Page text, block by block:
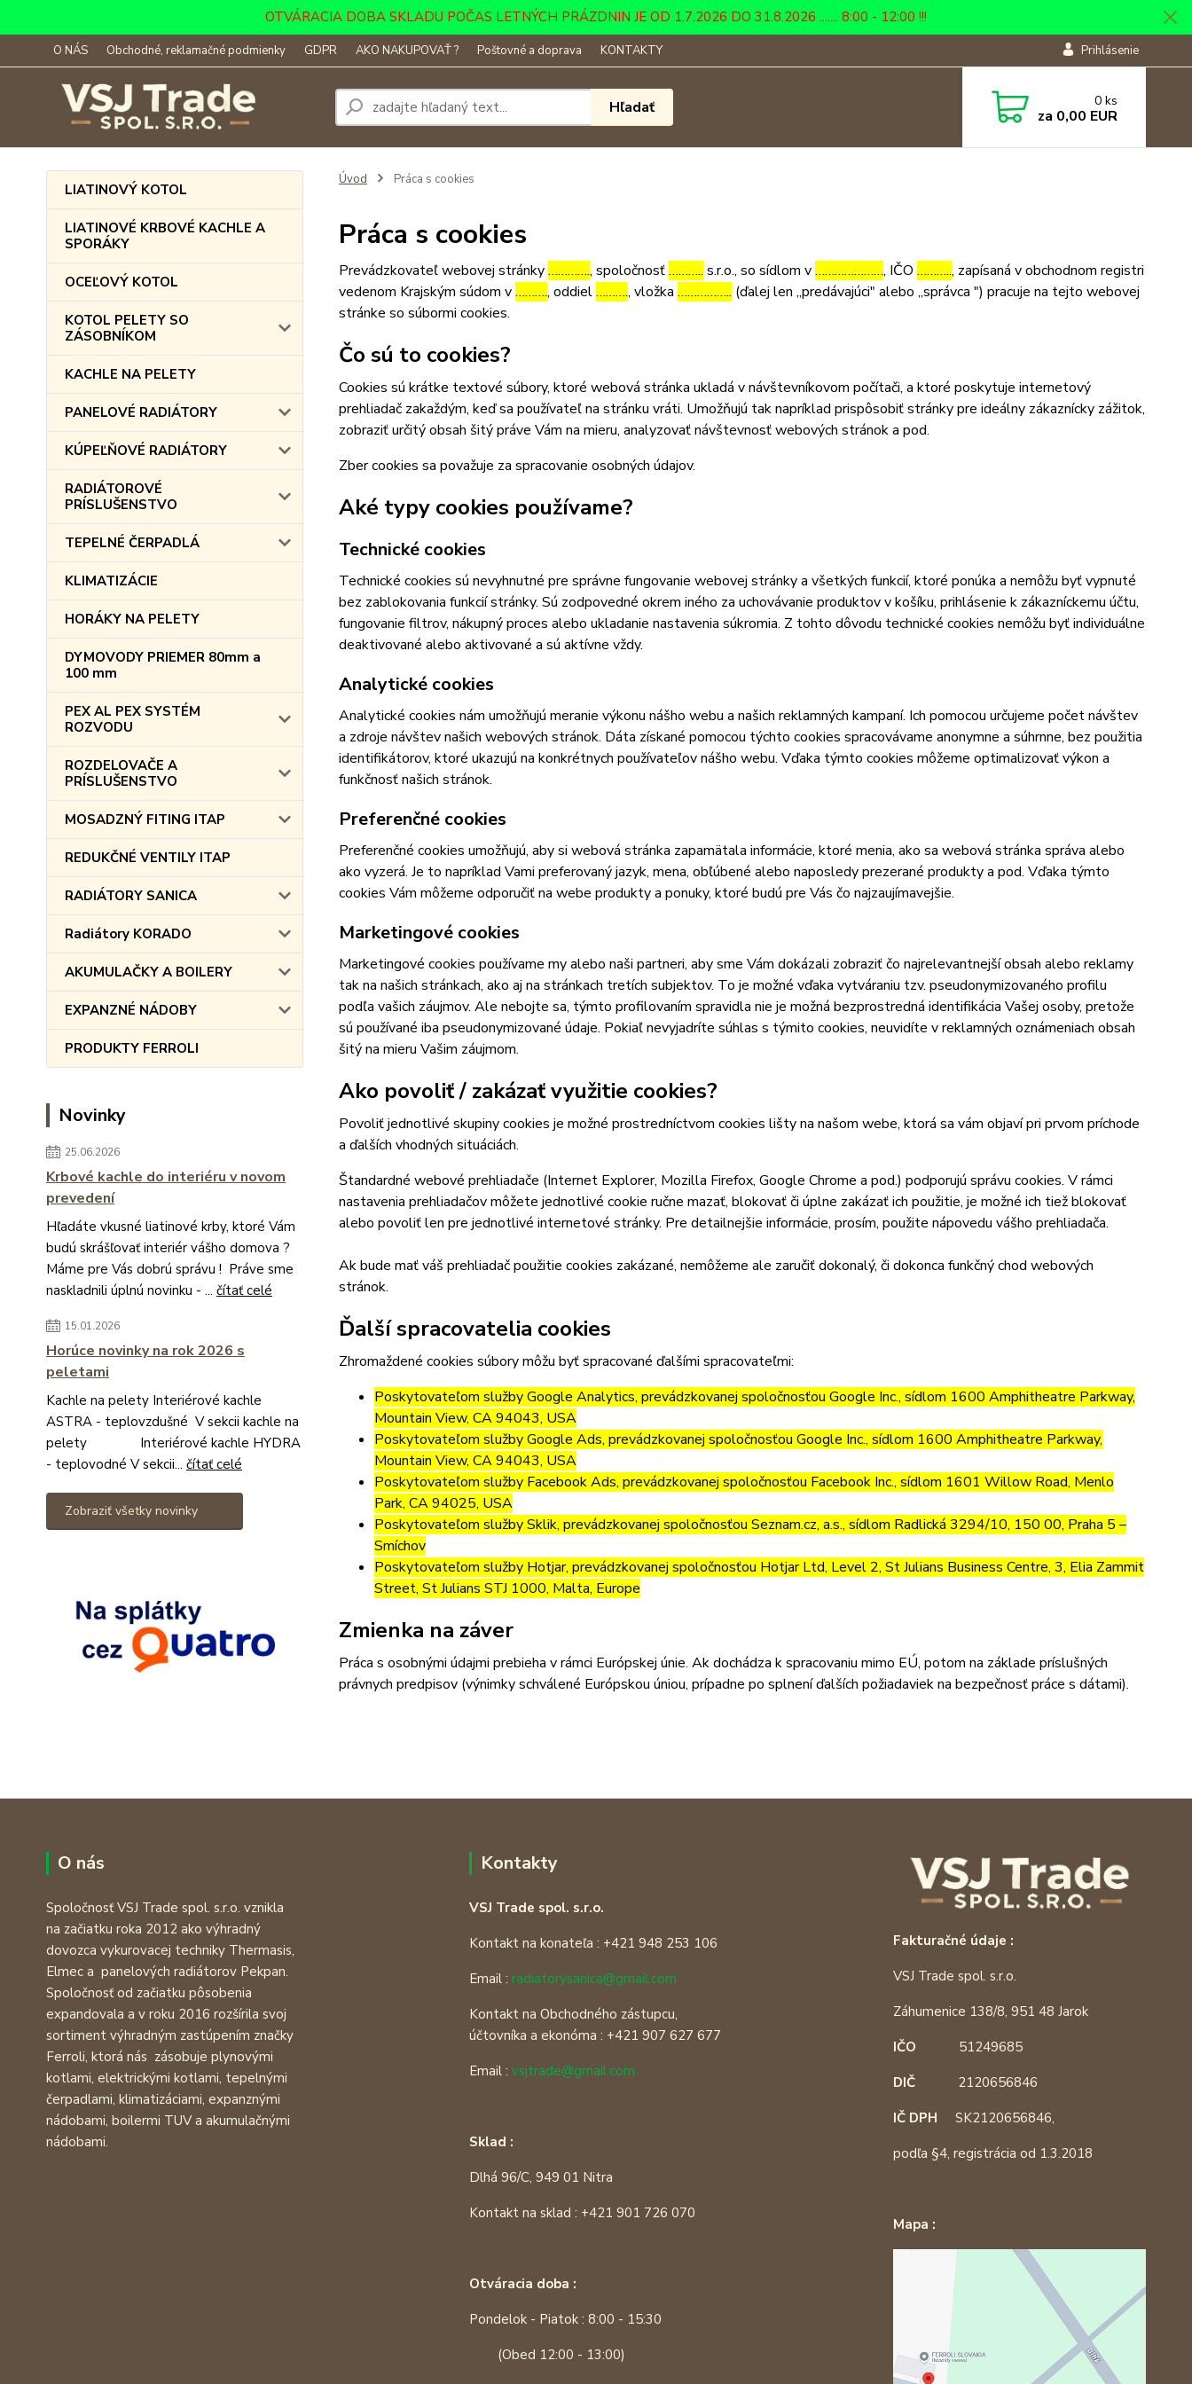
OTVÁRACIA DOBA SKLADU POČAS LETNÝCH PRÁZDNIN JE OD 1.7.2026 DO 31.8.2026 ....... 8:00 - 12:00 !!!
O NÁS Obchodné, reklamačné podmienky GDPR AKO NAKUPOVAŤ ? Poštovné a doprava KONTAKTY Prihlásenie
Hľadať 0 ks
za 0,00 EUR
LIATINOVÝ KOTOL
LIATINOVÉ KRBOVÉ KACHLE A
SPORÁKY
OCEĽOVÝ KOTOL
KOTOL PELETY SO
ZÁSOBNÍKOM
KACHLE NA PELETY
PANELOVÉ RADIÁTORY
KÚPEĽŇOVÉ RADIÁTORY
RADIÁTOROVÉ
PRÍSLUŠENSTVO
TEPELNÉ ČERPADLÁ
KLIMATIZÁCIE
HORÁKY NA PELETY
DYMOVODY PRIEMER 80mm a
100 mm
PEX AL PEX SYSTÉM
ROZVODU
ROZDELOVAČE A
PRÍSLUŠENSTVO
MOSADZNÝ FITING ITAP
REDUKČNÉ VENTILY ITAP
RADIÁTORY SANICA
Radiátory KORADO
AKUMULAČKY A BOILERY
EXPANZNÉ NÁDOBY
PRODUKTY FERROLI
Novinky
25.06.2026
Krbové kachle do interiéru v novom
prevedení
Hľadáte vkusné liatinové krby, ktoré Vám
budú skrášľovať interiér vášho domova ?
Máme pre Vás dobrú správu ! Práve sme
naskladnili úplnú novinku - ... čítať celé
15.01.2026
Horúce novinky na rok 2026 s
peletami
Kachle na pelety Interiérové kachle
ASTRA - teplovzdušné V sekcii kachle na
pelety Interiérové kachle HYDRA
- teplovodné V sekcii... čítať celé
Zobraziť všetky novinky
Úvod Práca s cookies
Práca s cookies
Prevádzkovateľ webovej stránky…………., spoločnosť……….. s.r.o., so sídlom v…………………, IČO ……….., zapísaná v obchodnom registri
vedenom Krajským súdom v………., oddiel………., vložka …………….. (ďalej len „predávajúci" alebo „správca ") pracuje na tejto webovej
stránke so súbormi cookies.
Čo sú to cookies?
Cookies sú krátke textové súbory, ktoré webová stránka ukladá v návštevníkovom počítači, a ktoré poskytuje internetový
prehliadač zakaždým, keď sa používateľ na stránku vráti. Umožňujú tak napríklad prispôsobiť stránky pre ideálny zákaznícky zážitok,
zobraziť určitý obsah šitý práve Vám na mieru, analyzovať návštevnosť webových stránok a pod.
Zber cookies sa považuje za spracovanie osobných údajov.
Aké typy cookies používame?
Technické cookies
Technické cookies sú nevyhnutné pre správne fungovanie webovej stránky a všetkých funkcií, ktoré ponúka a nemôžu byť vypnuté
bez zablokovania funkcií stránky. Sú zodpovedné okrem iného za uchovávanie produktov v košíku, prihlásenie k zákazníckemu účtu,
fungovanie filtrov, nákupný proces alebo ukladanie nastavenia súkromia. Z tohto dôvodu technické cookies nemôžu byť individuálne
deaktivované alebo aktivované a sú aktívne vždy.
Analytické cookies
Analytické cookies nám umožňujú meranie výkonu nášho webu a našich reklamných kampaní. Ich pomocou určujeme počet návštev
a zdroje návštev našich webových stránok. Dáta získané pomocou týchto cookies spracovávame anonymne a súhrnne, bez použitia
identifikátorov, ktoré ukazujú na konkrétnych používateľov nášho webu. Vďaka týmto cookies môžeme optimalizovať výkon a
funkčnosť našich stránok.
Preferenčné cookies
Preferenčné cookies umožňujú, aby si webová stránka zapamätala informácie, ktoré menia, ako sa webová stránka správa alebo
ako vyzerá. Je to napríklad Vami preferovaný jazyk, mena, obľúbené alebo naposledy prezerané produkty a pod. Vďaka týmto
cookies Vám môžeme odporučiť na webe produkty a ponuky, ktoré budú pre Vás čo najzaujímavejšie.
Marketingové cookies
Marketingové cookies používame my alebo naši partneri, aby sme Vám dokázali zobraziť čo najrelevantnejší obsah alebo reklamy
tak na našich stránkach, ako aj na stránkach tretích subjektov. To je možné vďaka vytváraniu tzv. pseudonymizovaného profilu
podľa vašich záujmov. Ale nebojte sa, týmto profilovaním spravidla nie je možná bezprostredná identifikácia Vašej osoby, pretože
sú používané iba pseudonymizované údaje. Pokiaľ nevyjadríte súhlas s týmito cookies, neuvidíte v reklamných oznámeniach obsah
šitý na mieru Vašim záujmom.
Ako povoliť / zakázať využitie cookies?
Povoliť jednotlivé skupiny cookies je možné prostredníctvom cookies lišty na našom webe, ktorá sa vám objaví pri prvom príchode
a ďalších vhodných situáciách.
Štandardné webové prehliadače (Internet Explorer, Mozilla Firefox, Google Chrome a pod.) podporujú správu cookies. V rámci
nastavenia prehliadačov môžete jednotlivé cookie ručne mazať, blokovať či úplne zakázať ich použitie, je možné ich tiež blokovať
alebo povoliť len pre jednotlivé internetové stránky. Pre detailnejšie informácie, prosím, použite nápovedu vášho prehliadača.
Ak bude mať váš prehliadač použitie cookies zakázané, nemôžeme ale zaručiť dokonalý, či dokonca funkčný chod webových
stránok.
Ďalší spracovatelia cookies
Zhromaždené cookies súbory môžu byť spracované ďalšími spracovateľmi:
Poskytovateľom služby Google Analytics, prevádzkovanej spoločnosťou Google Inc., sídlom 1600 Amphitheatre Parkway,
Mountain View, CA 94043, USA
Poskytovateľom služby Google Ads, prevádzkovanej spoločnosťou Google Inc., sídlom 1600 Amphitheatre Parkway,
Mountain View, CA 94043, USA
Poskytovateľom služby Facebook Ads, prevádzkovanej spoločnosťou Facebook Inc., sídlom 1601 Willow Road, Menlo
Park, CA 94025, USA
Poskytovateľom služby Sklik, prevádzkovanej spoločnosťou Seznam.cz, a.s., sídlom Radlická 3294/10, 150 00, Praha 5 –
Smíchov
Poskytovateľom služby Hotjar, prevádzkovanej spoločnosťou Hotjar Ltd, Level 2, St Julians Business Centre, 3, Elia Zammit
Street, St Julians STJ 1000, Malta, Europe
Zmienka na záver
Práca s osobnými údajmi prebieha v rámci Európskej únie. Ak dochádza k spracovaniu mimo EÚ, potom na základe príslušných
právnych predpisov (výnimky schválené Európskou úniou, prípadne po splnení ďalších požiadaviek na bezpečnosť práce s dátami).
O nás
Spoločnosť VSJ Trade spol. s.r.o. vznikla
na začiatku roka 2012 ako výhradný
dovozca vykurovacej techniky Thermasis,
Elmec a panelových radiátorov Pekpan.
Spoločnosť od začiatku pôsobenia
expandovala a v roku 2016 rozšírila svoj
sortiment výhradným zastúpením značky
Ferroli, ktorá nás zásobuje plynovými
kotlami, elektrickými kotlami, tepelnými
čerpadlami, klimatizáciami, expanznými
nádobami, boilermi TUV a akumulačnými
nádobami.
Kontakty
VSJ Trade spol. s.r.o.
Kontakt na konateľa : +421 948 253 106
Email : radiatorysanica@gmail.com
Kontakt na Obchodného zástupcu,
účtovníka a ekonóma : +421 907 627 677
Email :vsjtrade@gmail.com
Sklad :
Dlhá 96/C, 949 01 Nitra
Kontakt na sklad : +421 901 726 070
Otváracia doba :
Pondelok - Piatok : 8:00 - 15:30
(Obed 12:00 - 13:00)
Fakturačné údaje :
VSJ Trade spol. s.r.o.
Záhumenice 138/8, 951 48 Jarok
IČO 51249685
DIČ 2120656846
IČ DPH SK2120656846,
podľa §4, registrácia od 1.3.2018
Mapa :